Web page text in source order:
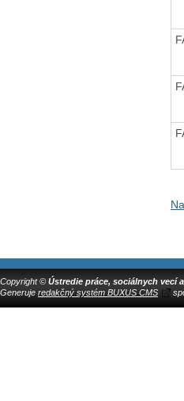
Copyright © Ústredie práce, sociálnych vecí
Generuje redakčný systém BUXUS CMS